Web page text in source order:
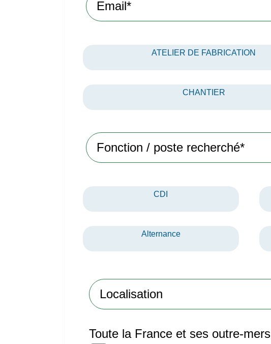
ATELIER DE FABRICATION
CHANTIER
CDI
Alternance
Toute la France et ses outre-mers